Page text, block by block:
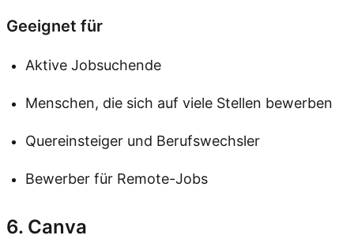
Geeignet für
Aktive Jobsuchende
Menschen, die sich auf viele Stellen bewerben
Quereinsteiger und Berufswechsler
Bewerber für Remote-Jobs
6. Canva